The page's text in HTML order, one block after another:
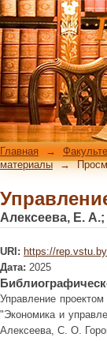
Главная →
материалы →
Алексеева, Е.
URI: https://
Дата: 2025
Управление
"Экономика и
Алексеева, С. О.